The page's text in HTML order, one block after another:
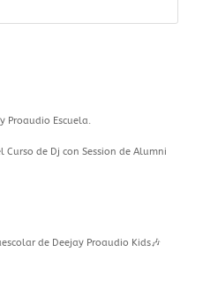
Proaudio Escuela.
Curso de Dj con Session de Alumni
de Deejay Proaudio Kids🎶